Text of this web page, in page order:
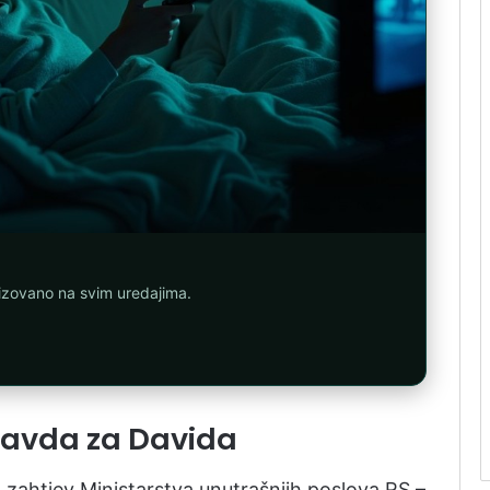
na svim uredajima.
za Davida